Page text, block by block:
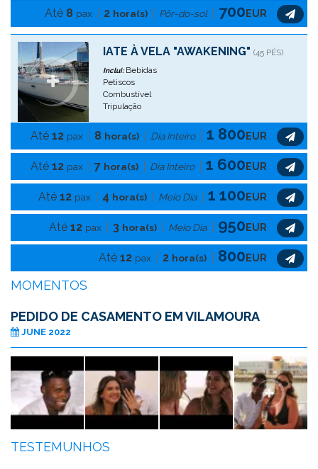
Até 8 pax 2 hora(s) Pôr-do-sol 700 EUR
IATE À VELA "AWAKENING" (45 PÉS)
Inclui:Bebidas
Petiscos
Combustível
Tripulação
Até 12 pax 8 hora(s) Dia Inteiro 1 800 EUR
Até 12 pax 7 hora(s) Dia Inteiro 1 600 EUR
Até 12 pax 4 hora(s) Meio Dia 1 100 EUR
Até 12 pax 3 hora(s) Meio Dia 950 EUR
Até 12 pax 2 hora(s) 800 EUR
MOMENTOS
PEDIDO DE CASAMENTO EM VILAMOURA
JUNE 2022
TESTEMUNHOS